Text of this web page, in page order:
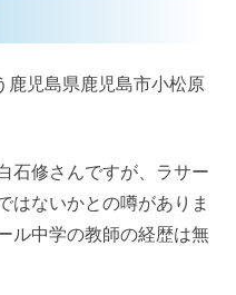
児島県鹿児島市小松原
石修さんですが、ラサー
はないかとの噂がありま
ル中学の教師の経歴は無